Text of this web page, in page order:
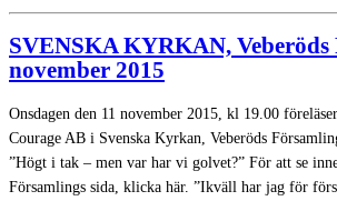
SVENSKA KYRKAN, Veberöds
november 2015
Onsdagen den 11 november 2015, kl 19.00
Courage AB i Svenska Kyrkan, Veberöds
”Högt i tak – men var har vi golvet?” För att se
Församlings sida, klicka här. ”Ikväll har jag för